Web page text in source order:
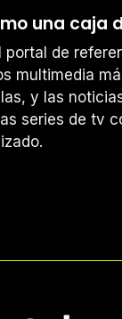
una caja
portal de
multimedia
y las
series de tv